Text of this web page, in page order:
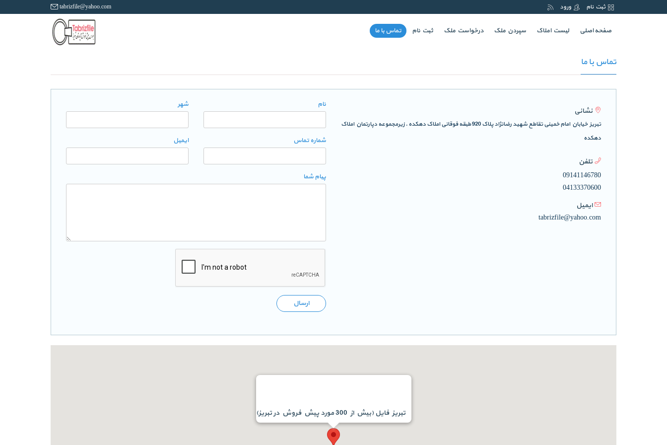
ثبت نام ورود tabrizfile@yahoo.com
صفحه اصلی لیست املاک سپردن ملک درخواست ملک ثبت نام تماس با ما
تماس با ما
نشانی
تبریز خیابان امام خمینی تقاطع شهید رضانژاد پلاک 920 طبقه فوقانی املاک دهکده . زیرمجموعه دپارتمان املاک
دهکده
تلفن
09141146780
04133370600
ایمیل
tabrizfile@yahoo.com
نام شهر
شماره تماس ایمیل
پیام شما
ارسال
تبریز فایل (بیش از 300 مورد پیش فروش در تبریز)